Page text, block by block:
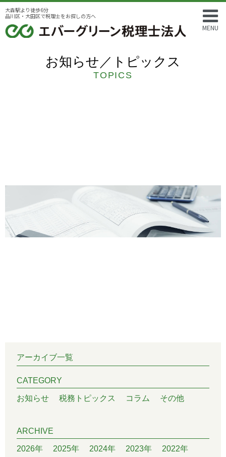
MENU
大森駅より徒歩6分
品川区・大田区で税理士をお探しの方へ
お知らせ／トピックス
TOPICS
アーカイブ一覧
CATEGORY
お知らせ 税務トピックス コラム その他
ARCHIVE
2026年 2025年 2024年 2023年
2022年